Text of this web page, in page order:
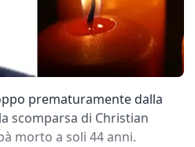
prematuramente dalla
scomparsa di Christian
morto a soli 44 anni.